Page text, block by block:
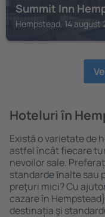
Summit Inn
Hempstead, 14 august
Hoteluri în
Există o varietate de
astfel încât fiecare
nevoilor sale.
standarde ȋnalte sau
preţuri mici? Cu
cazare în
destinația şi